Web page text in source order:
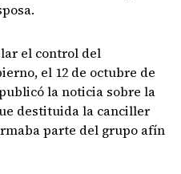
el control del
el 12 de octubre de
la noticia sobre la
destituida la canciller
parte del grupo afín